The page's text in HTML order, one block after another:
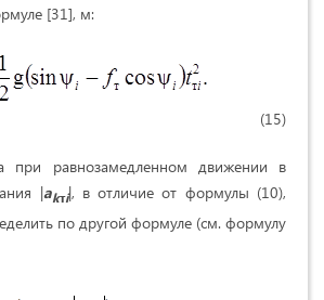
[31], м:
(15)
при равнозамедленном движении в
|akтi|, в отличие от формулы (10),
по другой формуле (см. формулу